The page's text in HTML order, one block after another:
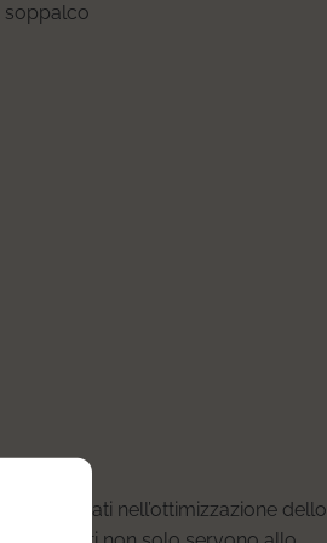
alleati nell’ottimizzazione dello